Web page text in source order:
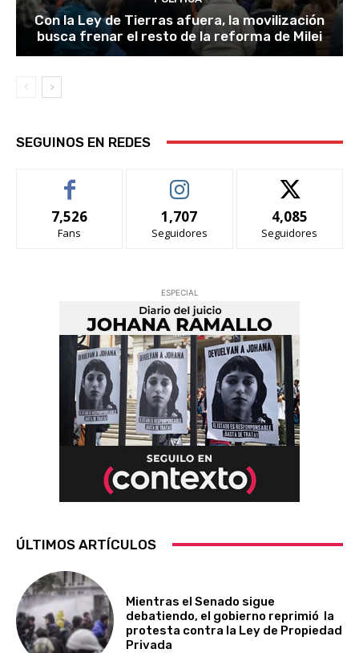
Con la Ley de Tierras afuera, la movilización
busca frenar el resto de la reforma de Milei
SEGUINOS EN REDES
7,526
Fans
1,707
Seguidores
4,085
Seguidores
ESPECIAL
ÚLTIMOS ARTÍCULOS
Mientras el Senado sigue
debatiendo, el gobierno reprimió la
protesta contra la Ley de Propiedad
Privada